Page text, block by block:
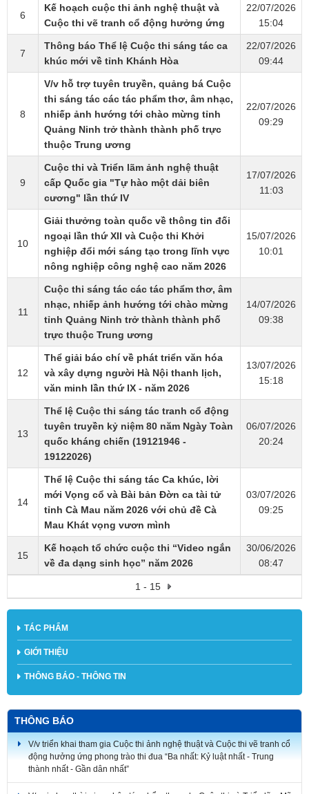
6
Kế hoạch cuộc thi ảnh nghệ thuật và
Cuộc thi vẽ tranh cổ động hưởng ứng
22/07/2026
15:04
7
Thông báo Thể lệ Cuộc thi sáng tác ca
khúc mới về tỉnh Khánh Hòa
22/07/2026
09:44
8
V/v hỗ trợ tuyên truyền, quảng bá Cuộc
thi sáng tác các tác phẩm thơ, âm nhạc,
nhiếp ảnh hướng tới chào mừng tỉnh
Quảng Ninh trở thành thành phố trực
thuộc Trung ương
22/07/2026
09:29
9
Cuộc thi và Triển lãm ảnh nghệ thuật
cấp Quốc gia "Tự hào một dải biên
cương" lần thứ IV
17/07/2026
11:03
10
Giải thưởng toàn quốc về thông tin đối
ngoại lần thứ XII và Cuộc thi Khởi
nghiệp đổi mới sáng tạo trong lĩnh vực
nông nghiệp công nghệ cao năm 2026
15/07/2026
10:01
11
Cuộc thi sáng tác các tác phẩm thơ, âm
nhạc, nhiếp ảnh hướng tới chào mừng
tỉnh Quảng Ninh trở thành thành phố
trực thuộc Trung ương
14/07/2026
09:38
12
Thể giải báo chí về phát triển văn hóa
và xây dựng người Hà Nội thanh lịch,
văn minh lần thứ IX - năm 2026
13/07/2026
15:18
13
Thể lệ Cuộc thi sáng tác tranh cổ động
tuyên truyền kỷ niệm 80 năm Ngày Toàn
quốc kháng chiến (19121946 -
19122026)
06/07/2026
20:24
14
Thể lệ Cuộc thi sáng tác Ca khúc, lời
mới Vọng cổ và Bài bản Đờn ca tài tử
tỉnh Cà Mau năm 2026 với chủ đề Cà
Mau Khát vọng vươn mình
03/07/2026
09:25
15
Kế hoạch tổ chức cuộc thi “Video ngắn
về đa dạng sinh học” năm 2026
30/06/2026
08:47
1 - 15
TÁC PHẨM
GIỚI THIỆU
THÔNG BÁO - THÔNG TIN
THÔNG BÁO
V/v triển khai tham gia Cuộc thi ảnh nghệ thuật và Cuộc thi vẽ tranh cổ
động hưởng ứng phong trào thi đua “Ba nhất: Kỷ luật nhất - Trung
thành nhất - Gần dân nhất”
V/v gia hạn thời gian nhận tác phẩm tham dự Cuộc thi và Triển lãm Mỹ